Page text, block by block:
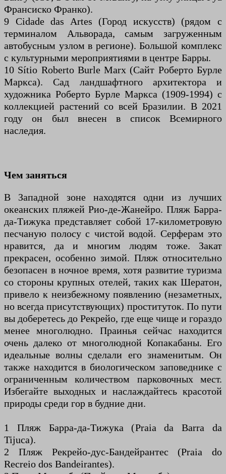
Франсиско Франко).
9 Cidade das Artes (Город искусств) (рядом с
терминалом Альворада, самым загруженным
автобусным узлом в регионе). Большой комплекс
с культурными мероприятиями в центре Барры.
10 Sítio Roberto Burle Marx (Сайт Роберто Бурле
Маркса). Сад ландшафтного архитектора и
художника Роберто Бурле Маркса (1909-1994) с
коллекцией растений со всей Бразилии. В 2021
году он был внесен в список Всемирного
наследия.
Чем заняться
В Западной зоне находятся одни из лучших
океанских пляжей Рио-де-Жанейро. Пляж Барра-
да-Тижука представляет собой 17-километровую
песчаную полосу с чистой водой. Серферам это
нравится, да и многим людям тоже. Закат
прекрасен, особенно зимой. Пляж относительно
безопасен в ночное время, хотя развитие туризма
со стороны крупных отелей, таких как Шератон,
привело к неизбежному появлению (незаметных,
но всегда присутствующих) проституток. По пути
вы доберетесь до Рекрейо, где еще чище и гораздо
менее многолюдно. Праинья сейчас находится
очень далеко от многолюдной Копакабаны. Его
идеальные волны сделали его знаменитым. Он
также находится в биологическом заповеднике с
ограниченным количеством парковочных мест.
Избегайте выходных и наслаждайтесь красотой
природы среди гор в будние дни.
1 Пляж Барра-да-Тижука (Praia da Barra da
Tijuca).
2 Пляж Рекрейо-дус-Бандейрантес (Praia do
Recreio dos Bandeirantes).